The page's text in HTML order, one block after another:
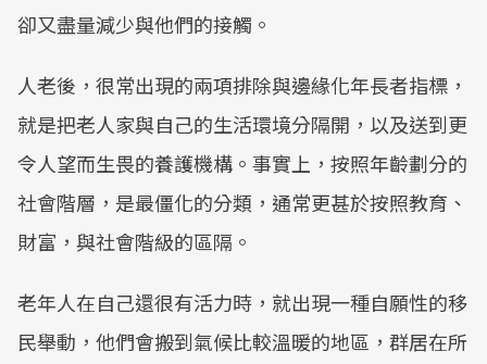
卻又盡量減少與他們的接觸。
人老後，很常出現的兩項排除與邊緣化年長者指標，
就是把老人家與自己的生活環境分隔開，以及送到更
令人望而生畏的養護機構。事實上，按照年齡劃分的
社會階層，是最僵化的分類，通常更甚於按照教育、
財富，與社會階級的區隔。
老年人在自己還很有活力時，就出現一種自願性的移
民舉動，他們會搬到氣候比較溫暖的地區，群居在所